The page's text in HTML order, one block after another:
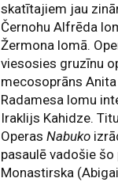
skatītajiem jau
Černohu Alfrēda
Žermona lomā.
viesosies gruzīnu
mecosoprāns
Radamesa lomu
Iraklijs Kahidze.
OperasNabuko
pasaulē vadošie
Monastirska